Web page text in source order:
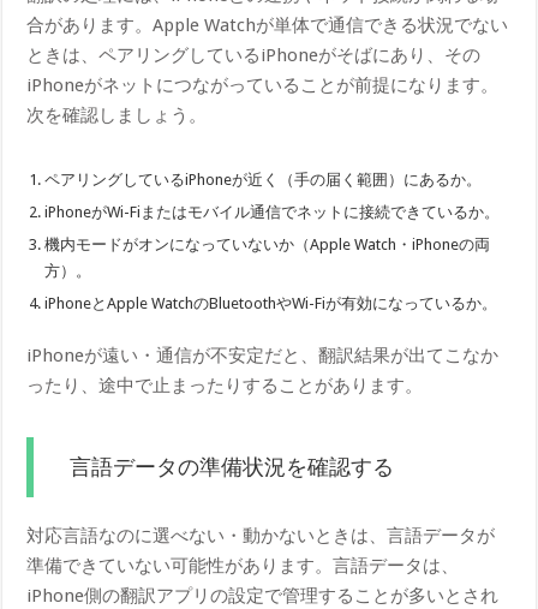
合があります。Apple Watchが単体で通信できる状況でない
ときは、ペアリングしているiPhoneがそばにあり、その
iPhoneがネットにつながっていることが前提になります。
次を確認しましょう。
ペアリングしているiPhoneが近く（手の届く範囲）にあるか。
iPhoneがWi-Fiまたはモバイル通信でネットに接続できているか。
機内モードがオンになっていないか（Apple Watch・iPhoneの両
方）。
iPhoneとApple WatchのBluetoothやWi-Fiが有効になっているか。
iPhoneが遠い・通信が不安定だと、翻訳結果が出てこなか
ったり、途中で止まったりすることがあります。
言語データの準備状況を確認する
対応言語なのに選べない・動かないときは、言語データが
準備できていない可能性があります。言語データは、
iPhone側の翻訳アプリの設定で管理することが多いとされ